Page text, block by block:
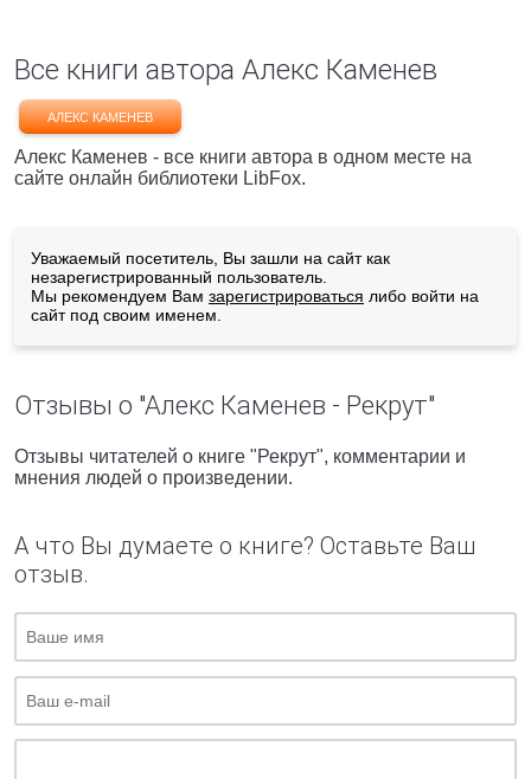
Все книги автора Алекс Каменев
АЛЕКС КАМЕНЕВ
Алекс Каменев - все книги автора в одном месте на
сайте онлайн библиотеки LibFox.
Уважаемый посетитель, Вы зашли на сайт как
незарегистрированный пользователь.
Мы рекомендуем Вам зарегистрироваться либо войти на
сайт под своим именем.
Отзывы о "Алекс Каменев - Рекрут"
Отзывы читателей о книге "Рекрут", комментарии и
мнения людей о произведении.
А что Вы думаете о книге? Оставьте Ваш
отзыв.